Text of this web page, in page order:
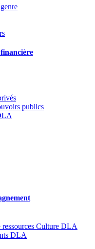
publics
ressources Culture DLA
DLA